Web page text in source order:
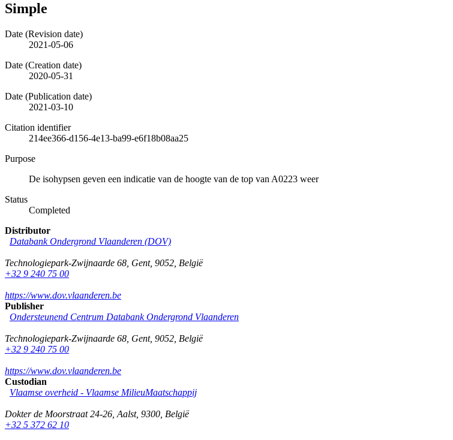
Simple
Date (Revision date)
2021-05-06
Date (Creation date)
2020-05-31
Date (Publication date)
2021-03-10
Citation identifier
214ee366-d156-4e13-ba99-e6f18b08aa25
Purpose
De isohypsen geven een indicatie van de hoogte van de top van A0223 weer
Status
Completed
Distributor
Databank Ondergrond Vlaanderen (DOV)
Technologiepark-Zwijnaarde 68 Gent, 9052 België
+32 9 240 75 00
https://www.dov.vlaanderen.be
Publisher
Ondersteunend Centrum Databank Ondergrond Vlaanderen
Technologiepark-Zwijnaarde 68 Gent, 9052 België
+32 9 240 75 00
https://www.dov.vlaanderen.be
Custodian
Vlaamse overheid - Vlaamse MilieuMaatschappij
Dokter de Moorstraat 24-26 Aalst, 9300 België
+32 5 372 62 10